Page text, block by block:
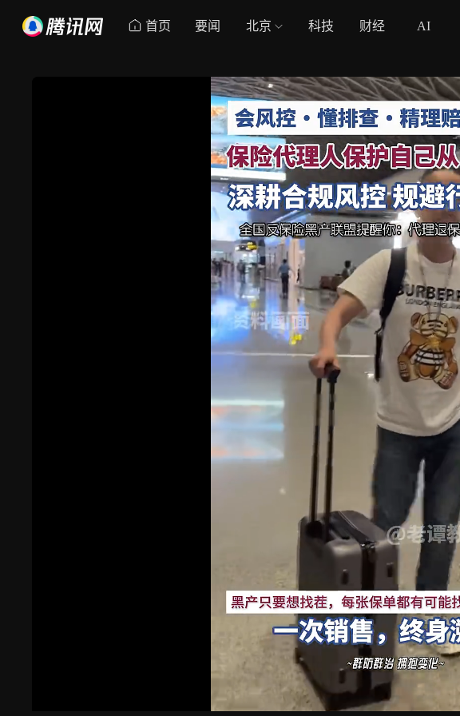
首页 要闻 北京 科技 财经 AI